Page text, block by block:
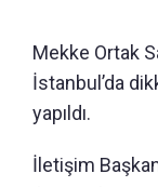
Mekke Ortak
İstanbul’da
yapıldı.
İletişim